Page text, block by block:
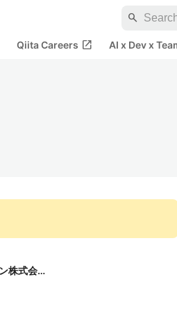
search
Qiita Careers open_in_new AI x Dev x
データブリックス・ジャパン株式会社